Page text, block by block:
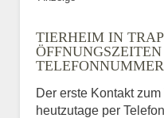
TIERHEIM IN
TELEFONNUMMER
Der erste Kontakt
heutzutage per